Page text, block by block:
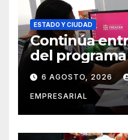
ESTADO Y CIUDAD
Continúa
del
el Mar
6 AGOSTO, 2026
EMPRESARIAL